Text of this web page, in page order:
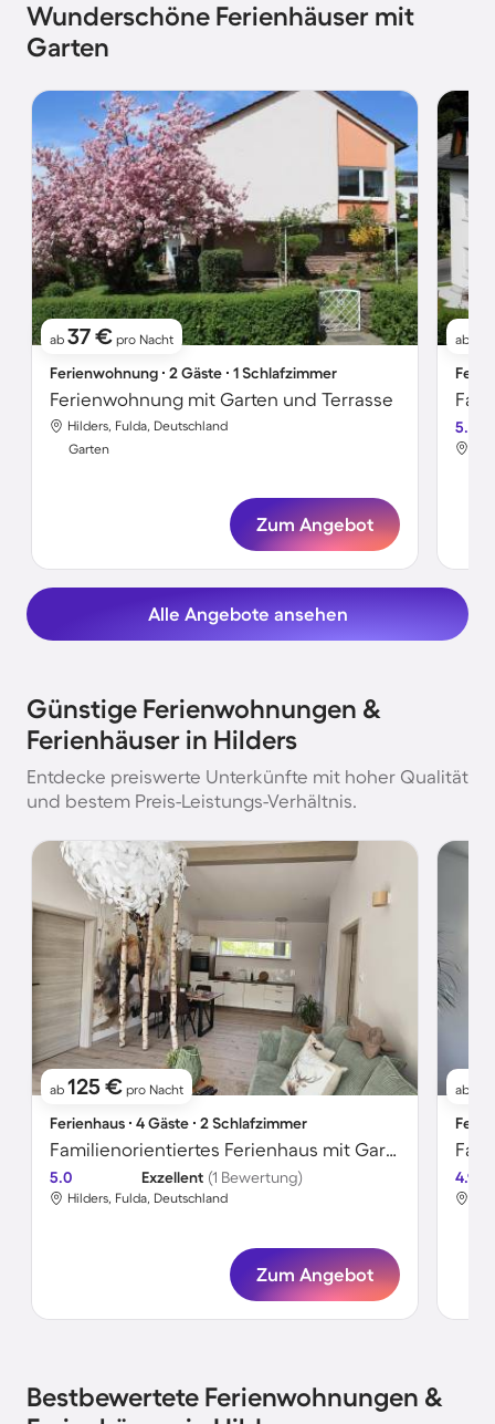
Wunderschöne Ferienhäuser mit
Garten
ab 37 € pro Nacht
Ferienwohnung ∙ 2 Gäste ∙ 1 Schlafzimmer
Ferienwohnung mit Garten und Terrasse
Hilders, Fulda, Deutschland
Garten
Zum Angebot
ab
5.0
Alle Angebote ansehen
Günstige Ferienwohnungen &
Ferienhäuser in Hilders
Entdecke preiswerte Unterkünfte mit hoher Qualität
und bestem Preis-Leistungs-Verhältnis.
ab 125 € pro Nacht
Ferienhaus ∙ 4 Gäste ∙ 2 Schlafzimmer
Familienorientiertes Ferienhaus mit Garten, Grill und Terrasse | Gartenblick
5.0 Exzellent (1 Bewertung)
Hilders, Fulda, Deutschland
Zum Angebot
ab
4.9
Bestbewertete Ferienwohnungen &